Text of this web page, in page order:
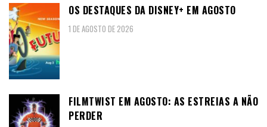
OS DESTAQUES DA DISNEY+ EM AGOSTO
1 DE AGOSTO DE 2026
FILMTWIST EM AGOSTO: AS ESTREIAS A NÃO
PERDER